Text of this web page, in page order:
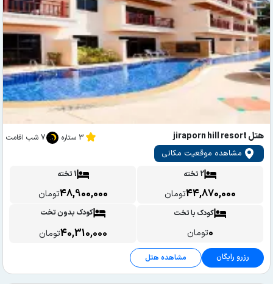
هتل jiraporn hill resort
مشاهده موقعیت مکانی
3 ستاره 7 شب اقامت
2 تخته
44,870,000تومان
1 تخته
48,900,000تومان
کودک با تخت
0تومان
کودک بدون تخت
40,310,000تومان
رزرو رایگان مشاهده هتل